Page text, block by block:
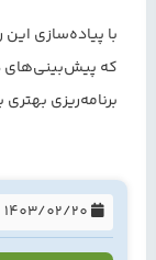
با پیاده‌سازی
که پیش‌بینی‌های
برنامه‌ریزی